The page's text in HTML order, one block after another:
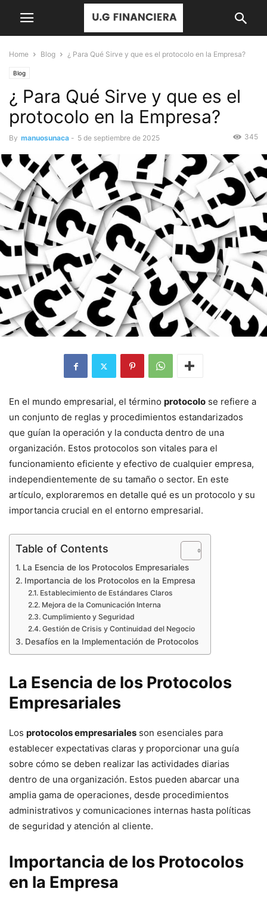
Home Blog ¿ Para Qué Sirve y que es el protocolo en la Empresa?
Blog
¿ Para Qué Sirve y que es el
protocolo en la Empresa?
By manuosunaca - 5 de septiembre de 2025 345
En el mundo empresarial, el término protocolo se refiere a
un conjunto de reglas y procedimientos estandarizados
que guían la operación y la conducta dentro de una
organización. Estos protocolos son vitales para el
funcionamiento eficiente y efectivo de cualquier empresa,
independientemente de su tamaño o sector. En este
artículo, exploraremos en detalle qué es un protocolo y su
importancia crucial en el entorno empresarial.
Table of Contents
La Esencia de los Protocolos Empresariales
Importancia de los Protocolos en la Empresa
Establecimiento de Estándares Claros
Mejora de la Comunicación Interna
Cumplimiento y Seguridad
Gestión de Crisis y Continuidad del Negocio
Desafíos en la Implementación de Protocolos
La Esencia de los Protocolos
Empresariales
Los protocolos empresariales son esenciales para
establecer expectativas claras y proporcionar una guía
sobre cómo se deben realizar las actividades diarias
dentro de una organización. Estos pueden abarcar una
amplia gama de operaciones, desde procedimientos
administrativos y comunicaciones internas hasta políticas
de seguridad y atención al cliente.
Importancia de los Protocolos
en la Empresa